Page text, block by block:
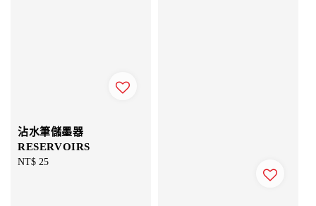
沾水筆儲墨器
RESERVOIRS
Regular
NT$ 25